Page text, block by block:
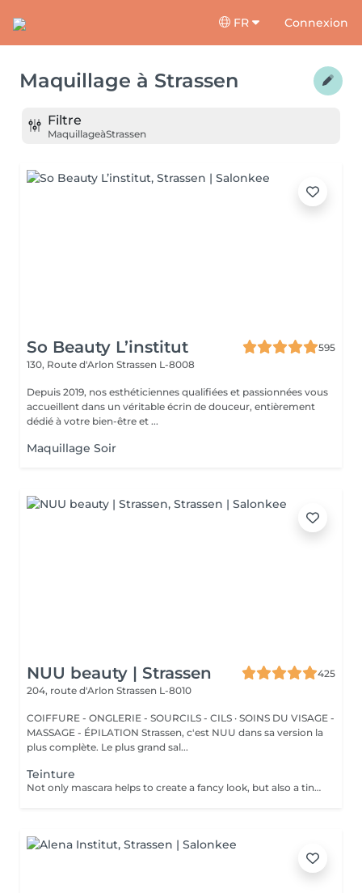
FR Connexion
Maquillage à Strassen
Filtre
MaquillageàStrassen
So Beauty L’institut
595
130, Route d'Arlon Strassen L-8008
Depuis 2019, nos esthéticiennes qualifiées et passionnées vous
accueillent dans un véritable écrin de douceur, entièrement
dédié à votre bien-être et ...
Maquillage Soir
NUU beauty | Strassen
425
204, route d'Arlon Strassen L-8010
COIFFURE - ONGLERIE - SOURCILS - CILS · SOINS DU VISAGE -
MASSAGE - ÉPILATION Strassen, c'est NUU dans sa version la
plus complète. Le plus grand sal...
Teinture
Not only mascara helps to create a fancy look, but also a tinting of your lashes! How is the lashes tinting done? - lashes are washed - eye cream is applied - the tape and patches are applied - tinting - the tape and patches are removed Age restrictions: recommended to do from 14 years. Post procedure recommendations: do not wet eyelashes 24 hours after the procedure. Frequency: once in 2-3 weeks.